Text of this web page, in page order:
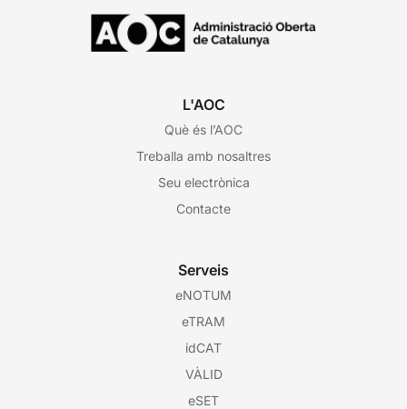
L'AOC
Què és l’AOC
Treballa amb nosaltres
Seu electrònica
Contacte
Serveis
eNOTUM
eTRAM
idCAT
VÀLID
eSET